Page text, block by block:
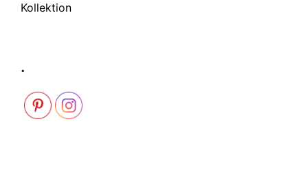
Kollektion
.